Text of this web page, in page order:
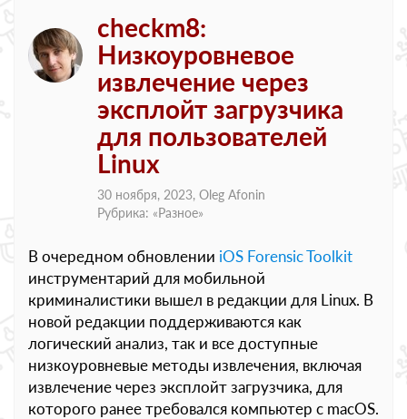
checkm8:
Низкоуровневое
извлечение через
эксплойт загрузчика
для пользователей
Linux
30 ноября, 2023, Oleg Afonin
Рубрика: «Разное»
В очередном обновлении iOS Forensic Toolkit
инструментарий для мобильной
криминалистики вышел в редакции для Linux. В
новой редакции поддерживаются как
логический анализ, так и все доступные
низкоуровневые методы извлечения, включая
извлечение через эксплойт загрузчика, для
которого ранее требовался компьютер с macOS.